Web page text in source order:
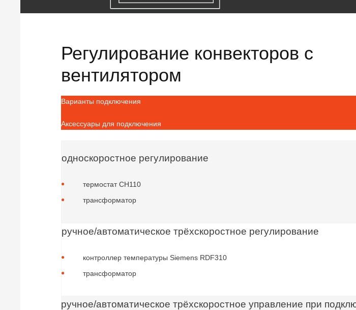
Регулирование конвекторов с
вентилятором
Варианты подключения
Аксессуары для подключения
односкоростное регулирование
термостат CH110
трансформатор
ручное/автоматическое трёхскоростное регулирование
контроллер температуры Siemens RDF310
трансформатор
ручное/автоматическое трёхскоростное управление при